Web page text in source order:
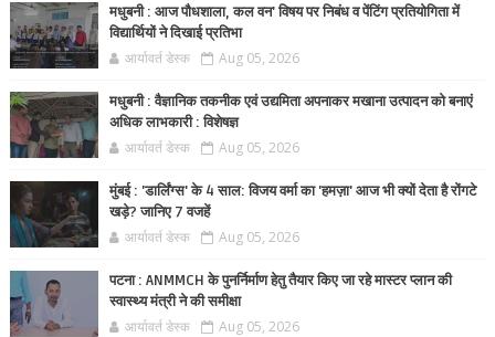
मधुबनी : आज पौधशाला, कल वन' विषय पर निबंध व पेंटिंग प्रतियोगिता में
विद्यार्थियों ने दिखाई प्रतिभा
आर्यावर्त डेस्क Aug 05, 2026
मधुबनी : वैज्ञानिक तकनीक एवं उद्यमिता अपनाकर मखाना उत्पादन को बनाएं
अधिक लाभकारी : विशेषज्ञ
आर्यावर्त डेस्क Aug 05, 2026
मुंबई : 'डार्लिंग्स' के 4 साल: विजय वर्मा का 'हमज़ा' आज भी क्यों देता है रोंगटे
खड़े? जानिए 7 वजहें
आर्यावर्त डेस्क Aug 05, 2026
पटना : ANMMCH के पुनर्निर्माण हेतु तैयार किए जा रहे मास्टर प्लान की
स्वास्थ्य मंत्री ने की समीक्षा
आर्यावर्त डेस्क Aug 05, 2026